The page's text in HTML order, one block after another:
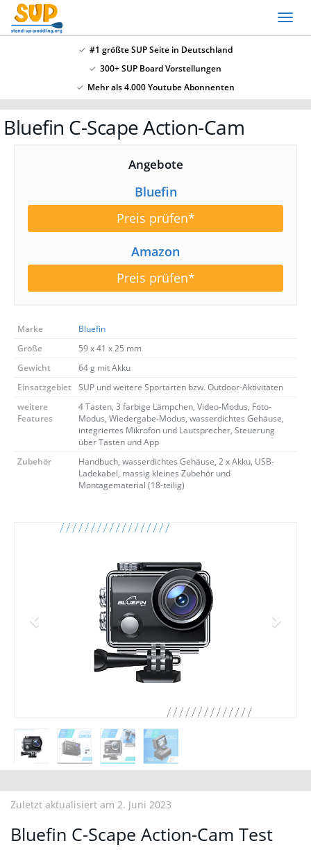
Skip
#1 größte SUP Seite in Deutschland
300+ SUP Board Vorstellungen
Mehr als 4.000 Youtube Abonnenten
Bluefin C-Scape Action-Cam
Angebote
Bluefin
Preis prüfen*
Amazon
Preis prüfen*
Marke
Bluefin
Größe
59 x 41 x 25 mm
Gewicht
64 g mit Akku
Einsatzgebiet SUP und weitere Sportarten bzw. Outdoor-Aktivitäten
weitere
Features
4 Tasten, 3 farbige Lämpchen, Video-Modus, Foto-
Modus, Wiedergabe-Modus, wasserdichtes
Gehäuse, integriertes Mikrofon und Lautsprecher,
Steuerung über Tasten und App
Zubehör
Handbuch, wasserdichtes Gehäuse, 2 x Akku, USB-
Ladekabel, massig kleines Zubehör und
Montagematerial (18-teilig)
Zuletzt aktualisiert am 2. Juni 2023
Bluefin C-Scape Action-Cam Test
SSV: Große Bluefin Sonderangebote
In unserem SUP Board Test 2024 haben wir alle
aktuellen Bluefin Boards getestet und waren
überzeugt! Aktuell gib es wieder große
Sonderangebote hier
Jetzt Bluefin Angebote ansehen